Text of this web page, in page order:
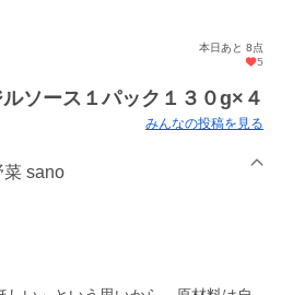
本日あと 8点
5
ソース１パック１３０g×４
みんなの投稿を見る
菜 sano